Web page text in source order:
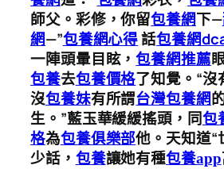
師父。彩修，你留包養網下—
網—”包養網心得話包養網
一陣頭暈目眩，包養網推薦
包養去包養價格了知覺。“
沒包養妹有所謂台灣包養網
生。”藍玉華緩緩搖頭，同包
格為包養俱樂部他。天知道“
少話， 包養讓她有種包養app